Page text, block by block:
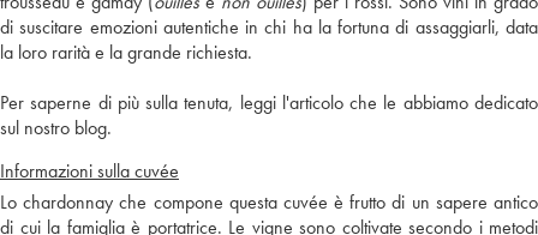
di suscitare emozioni autentiche in chi ha la fortuna di assaggiarli, data
la loro rarità e la grande richiesta.
Per saperne di più sulla tenuta, leggi l'articolo che le abbiamo dedicato
sul nostro blog.
Informazioni sulla cuvée
Lo chardonnay che compone questa cuvée è frutto di un sapere antico
di cui la famiglia è portatrice. Le vigne sono coltivate secondo i metodi